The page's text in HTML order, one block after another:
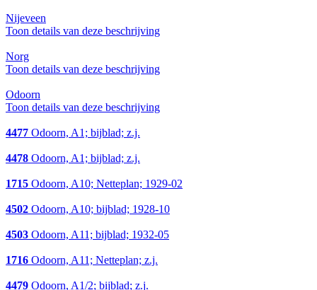
Nijeveen
Toon details van deze beschrijving
Norg
Toon details van deze beschrijving
Odoorn
Toon details van deze beschrijving
4477 Odoorn, A1; bijblad; z.j.
4478 Odoorn, A1; bijblad; z.j.
1715 Odoorn, A10; Netteplan; 1929-02
4502 Odoorn, A10; bijblad; 1928-10
4503 Odoorn, A11; bijblad; 1932-05
1716 Odoorn, A11; Netteplan; z.j.
4479 Odoorn, A1/2; bijblad; z.j.